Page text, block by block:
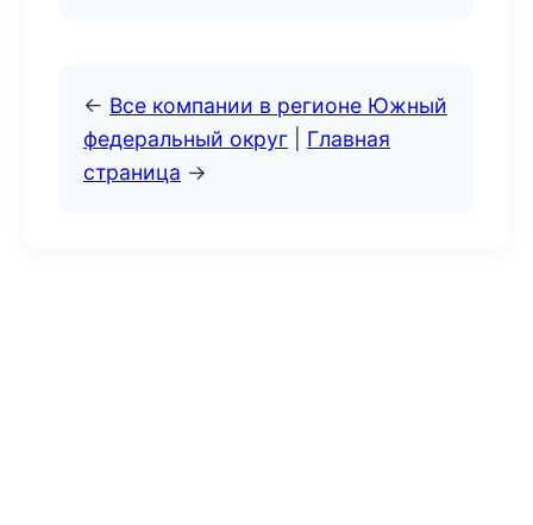
← Все компании в регионе Южный
федеральный округ
Главная
страница →